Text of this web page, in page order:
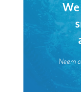
We
Neem